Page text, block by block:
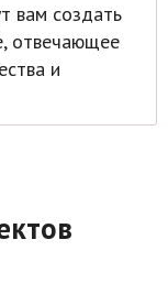
вам создать
отвечающее
и